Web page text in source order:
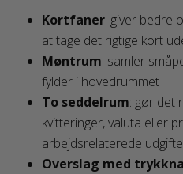
Kortfaner: giver bedre
at tage det rigtige kort
Møntrum: samler
fylder i hovedrummet
To seddelrum: gør det
kvitteringer, valuta eller
arbejdsrelaterede
Overslag med